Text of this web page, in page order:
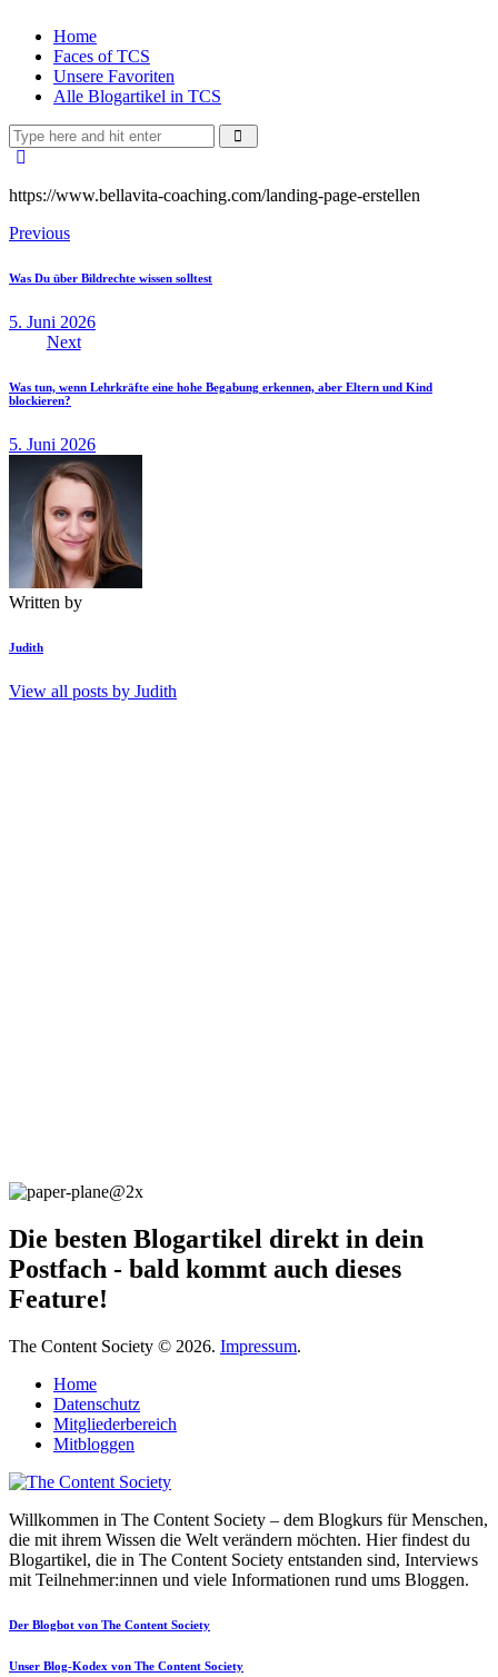
Home
Faces of TCS
Unsere Favoriten
Alle Blogartikel in TCS
https://www.bellavita-coaching.com/landing-page-erstellen
Beitragsnavigation
Previous
Was Du über Bildrechte wissen solltest
5. Juni 2026
Next
Was tun, wenn Lehrkräfte eine hohe Begabung erkennen, aber Eltern und Kind
blockieren?
5. Juni 2026
Written by
Judith
View all posts by Judith
Die besten Blogartikel direkt in dein
Postfach - bald kommt auch dieses
Feature!
The Content Society © 2026. Impressum.
Home
Datenschutz
Mitgliederbereich
Mitbloggen
Willkommen in The Content Society – dem Blogkurs für Menschen,
die mit ihrem Wissen die Welt verändern möchten. Hier findest du
Blogartikel, die in The Content Society entstanden sind, Interviews
mit Teilnehmer:innen und viele Informationen rund ums Bloggen.
Der Blogbot von The Content Society
Unser Blog-Kodex von The Content Society